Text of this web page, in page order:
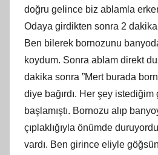
doğru gelince biz ablamla
Odaya girdikten sonra 2
Ben bilerek bornozunu
koydum. Sonra ablam direkt
dakika sonra ”Mert burada
diye bağırdı. Her şey istediğim
başlamıştı. Bornozu alıp
çıplaklığıyla önümde duruyordu.
vardı. Ben girince eliyle